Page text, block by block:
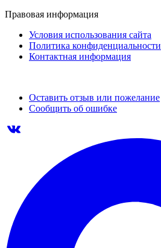
Правовая информация
Условия использования сайта
Политика конфиденциальности
Контактная информация
Оставить отзыв или пожелание
Сообщить об ошибке